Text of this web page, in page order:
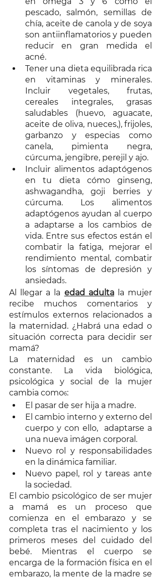
pescado, salmón, semillas de
chía, aceite de canola y de soya
son antiinflamatorios y pueden
reducir en gran medida el
acné.
Tener una dieta equilibrada rica
en vitaminas y minerales.
Incluir vegetales, frutas,
cereales integrales, grasas
saludables (huevo, aguacate,
aceite de oliva, nueces,), frijoles,
garbanzo y especias como
canela, pimienta negra,
cúrcuma, jengibre, perejil y ajo.
Incluir alimentos adaptógenos
en tu dieta cómo ginseng,
ashwagandha, goji berries y
cúrcuma. Los alimentos
adaptógenos ayudan al cuerpo
a adaptarse a los cambios de
vida. Entre sus efectos están el
combatir la fatiga, mejorar el
rendimiento mental, combatir
los síntomas de depresión y
ansiedad5.
Al llegar a la edad adulta la mujer
recibe muchos comentarios y
estímulos externos relacionados a
la maternidad. ¿Habrá una edad o
situación correcta para decidir ser
mamá?
La maternidad es un cambio
constante. La vida biológica,
psicológica y social de la mujer
cambia como6:
El pasar de ser hija a madre.
El cambio interno y externo del
cuerpo y con ello,  adaptarse a
una nueva imágen corporal.
Nuevo rol y responsabilidades
en la dinámica familiar.
Nuevo papel, rol y tareas ante
la sociedad.
El cambio psicológico de ser mujer
a mamá es un proceso que
comienza en el embarazo y se
completa tras el nacimiento y los
primeros meses del cuidado del
bebé. Mientras el cuerpo se
encarga de la formación física en el
embarazo, la mente de la madre se